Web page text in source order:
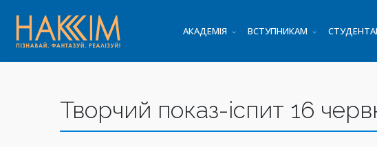
АКАДЕМІЯ ВСТУПНИКАМ
Творчий показ-іспит 16